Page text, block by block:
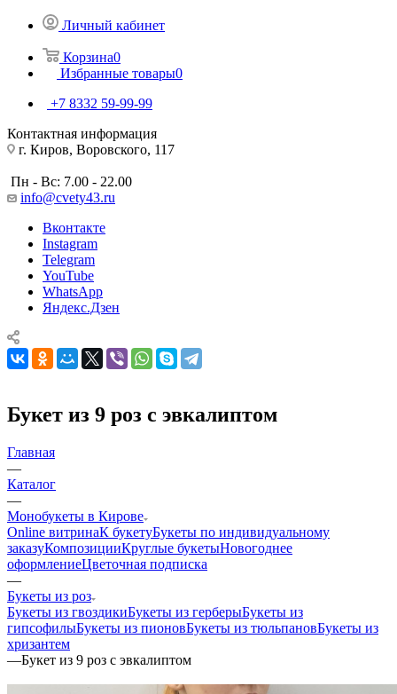
Личный кабинет
Корзина0
Избранные товары0
+7 8332 59-99-99
Контактная информация
г. Киров, Воровского, 117
Пн - Вс: 7.00 - 22.00
info@cvety43.ru
Вконтакте
Instagram
Telegram
YouTube
WhatsApp
Яндекс.Дзен
Букет из 9 роз с эвкалиптом
Главная
—
Каталог
—
Монобукеты в Кирове
Online витринаК букетуБукеты по индивидуальному
заказуКомпозицииКруглые букетыНовогоднее
оформлениеЦветочная подписка
—
Букеты из роз
Букеты из гвоздикиБукеты из герберыБукеты из
гипсофилыБукеты из пионовБукеты из тюльпановБукеты из
хризантем
—Букет из 9 роз с эвкалиптом